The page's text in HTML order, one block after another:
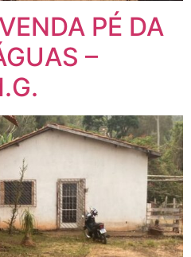
PÉ DA
–